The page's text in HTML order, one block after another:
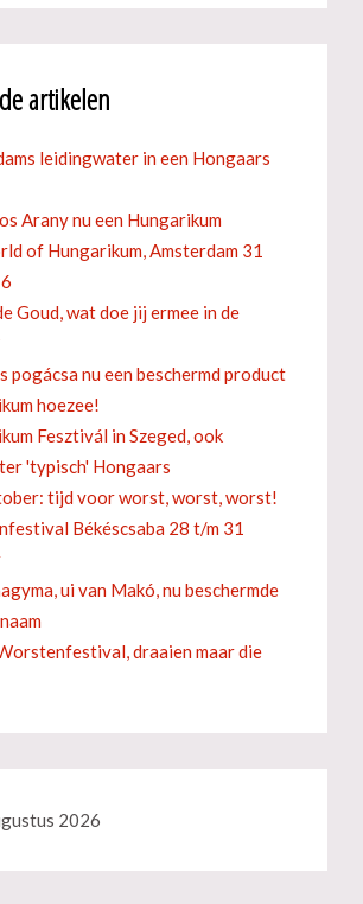
artikelen
leidingwater in een Hongaars
Arany nu een Hungarikum
of Hungarikum, Amsterdam 31
Goud, wat doe jij ermee in de
pogácsa nu een beschermd product
hoezee!
Fesztivál in Szeged, ook
'typisch' Hongaars
tijd voor worst, worst, worst!
Békéscsaba 28 t/m 31
ui van Makó, nu beschermde
draaien maar die
2026